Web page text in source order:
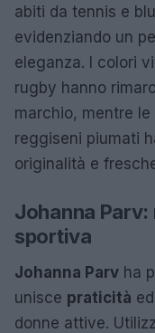
abiti da tennis e
evidenziando un
eleganza. I colori
rugby hanno
marchio, mentre
reggiseni piumati
originalità e
Johanna
sportiva
Johanna Parv ha
unisce praticità
donne attive.